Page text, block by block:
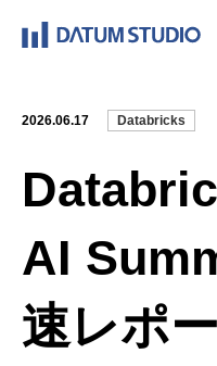
2026.06.17 Databricks
AI
速レポ